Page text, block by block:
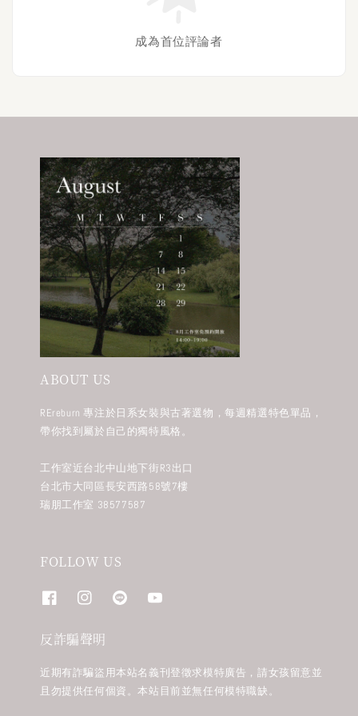
成為首位評論者
ABOUT US
REreburn 專注於日系女裝與古著選物，每週精選特色單品，
帶你找到屬於自己的獨特風格。
工作室近台北中山地下街R3出口
台北市大同區長安西路58號7樓
瑞朋工作室 38577587
FOLLOW US
反詐騙聲明
近期有詐騙盜用本站名義刊登徵求模特廣告，請女孩留意並
且勿提供任何個資。本站目前並無任何模特職缺。